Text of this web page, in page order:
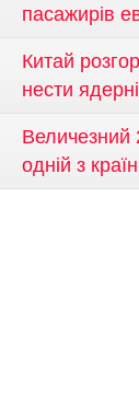
пасажирів
Китай
нести
Величезний
одній з